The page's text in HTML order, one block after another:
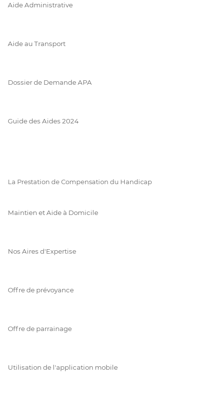
Aide Administrative
Aide au Transport
Dossier de Demande APA
Guide des Aides 2024
La Prestation de Compensation du Handicap
Maintien et Aide à Domicile
Nos Aires d'Expertise
Offre de prévoyance
Offre de parrainage
Utilisation de l'application mobile